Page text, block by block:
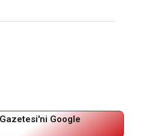
Google